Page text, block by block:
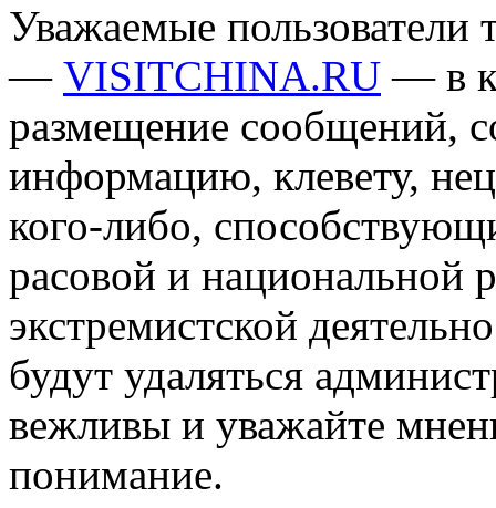
Уважаемые пользователи
— VISITCHINA.RU — в
размещение сообщений,
информацию, клевету,
кого-либо,
расовой и национальной
экстремистской
будут удаляться
вежливы и уважайте
понимание.